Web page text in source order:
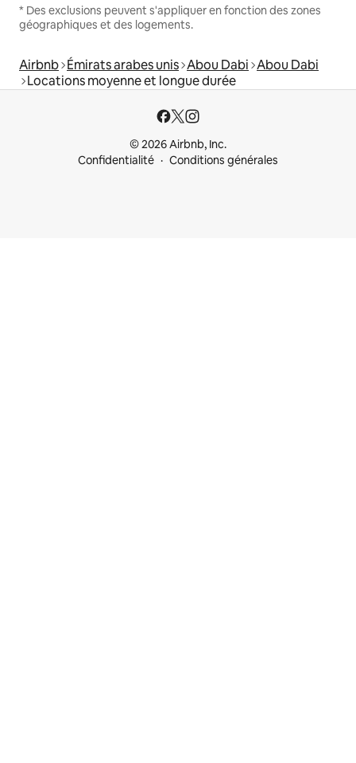
* Des exclusions peuvent s'appliquer en fonction des zones
géographiques et des logements.
Airbnb Émirats arabes unis Abou Dabi Abou Dabi
Locations moyenne et longue durée
© 2026 Airbnb, Inc.
Confidentialité
Conditions générales